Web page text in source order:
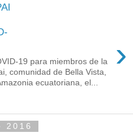
›
19 para miembros de la
comunidad de Bella Vista,
ecuatoriana, el...
2016